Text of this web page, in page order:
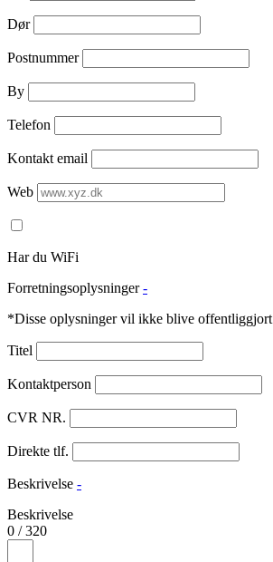
Dør
Postnummer
By
Telefon
Kontakt email
Web
Har du WiFi
Forretningsoplysninger -
*Disse oplysninger vil ikke blive offentliggjort
Titel
Kontaktperson
CVR NR.
Direkte tlf.
Beskrivelse -
Beskrivelse
0 /320